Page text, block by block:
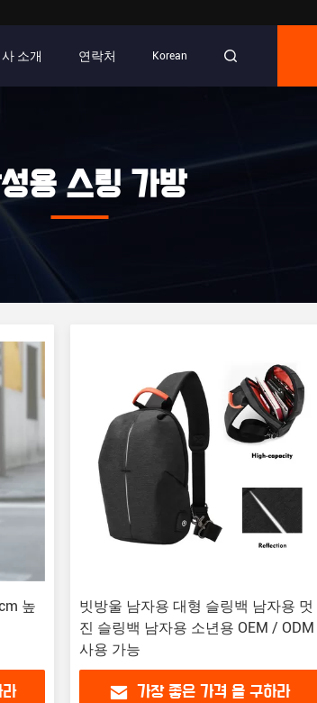
소개 연락처 Korean
용 스링 가방
높
빗방울 남자용 대형 슬링백 남자용 멋
진 슬링백 남자용 소년용 OEM / ODM
사용 가능
가장 좋은 가격 을 구하라